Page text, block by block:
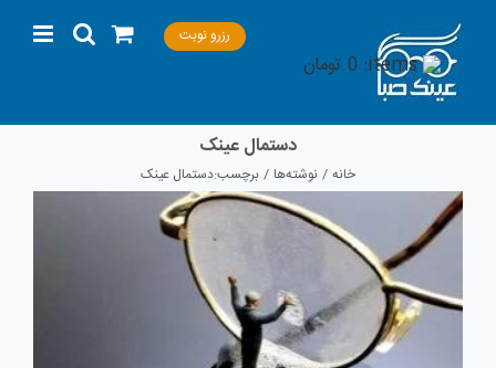
content
رزرو نوبت
دستمال عینک
خانه نوشته‌ها برچسب:دستمال عینک
items:
0 تومان